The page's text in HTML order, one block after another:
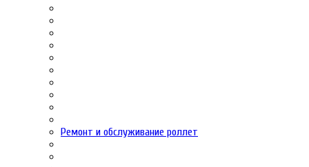
Ремонт и обслуживание роллет